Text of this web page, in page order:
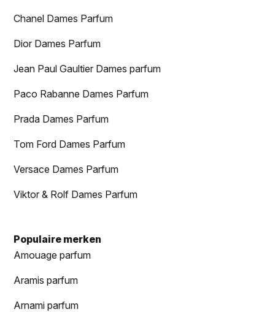
Chanel Dames Parfum
Dior Dames Parfum
Jean Paul Gaultier Dames parfum
Paco Rabanne Dames Parfum
Prada Dames Parfum
Tom Ford Dames Parfum
Versace Dames Parfum
Viktor & Rolf Dames Parfum
Populaire merken
Amouage parfum
Aramis parfum
Arnami parfum